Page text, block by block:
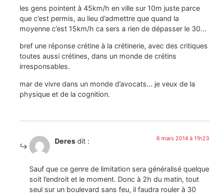
les gens pointent à 45km/h en ville sur 10m juste parce
que c’est permis, au lieu d’admettre que quand la
moyenne c’est 15km/h ca sers a rien de dépasser le 30…
bref une réponse crétine à la crétinerie, avec des critiques
toutes aussi crétines, dans un monde de crétins
irresponsables.
mar de vivre dans un monde d’avocats… je veux de la
physique et de la cognition.
Deres dit : 6 mars 2014 à 11h23
Sauf que ce genre de limitation sera généralisé quelque
soit l’endroit et le moment. Donc à 2h du matin, tout
seul sur un boulevard sans feu, il faudra rouler à 30